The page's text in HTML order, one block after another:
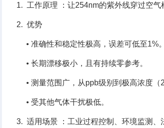
1. 工作原理 ：让254nm的紫外线穿过空气
2. 优势
• 准确性和稳定性极高，误差可低至1%。
• 长期漂移极小，且有持续零参考。
• 测量范围广，从ppb级别到极高浓度（
• 受其他气体干扰极低。
3. 适用场景 ：工业过程控制、环境监测、